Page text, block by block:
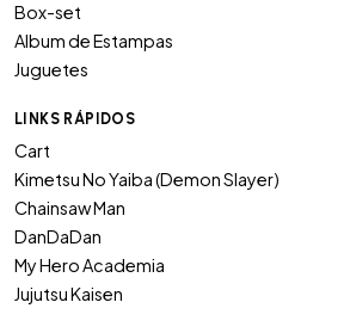
Box-set
Album de Estampas
Juguetes
LINKS RÁPIDOS
Cart
Kimetsu No Yaiba (Demon Slayer)
Chainsaw Man
DanDaDan
My Hero Academia
Jujutsu Kaisen